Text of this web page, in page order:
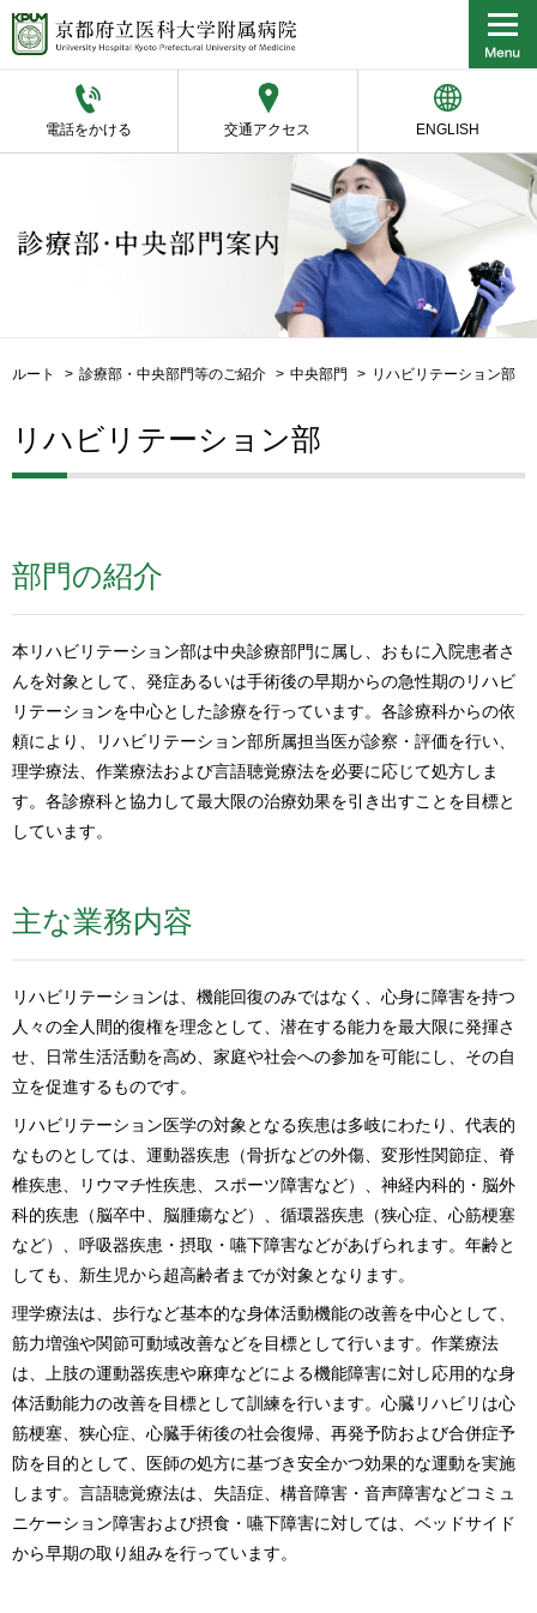
電話をかける 交通アクセス ENGLISH
ルート 診療部・中央部門等のご紹介 中央部門 リハビリテーション部
リハビリテーション部
部門の紹介
本リハビリテーション部は中央診療部門に属し、おもに入院患者さ
んを対象として、発症あるいは手術後の早期からの急性期のリハビ
リテーションを中心とした診療を行っています。各診療科からの依
頼により、リハビリテーション部所属担当医が診察・評価を行い、
理学療法、作業療法および言語聴覚療法を必要に応じて処方しま
す。各診療科と協力して最大限の治療効果を引き出すことを目標と
しています。
主な業務内容
リハビリテーションは、機能回復のみではなく、心身に障害を持つ
人々の全人間的復権を理念として、潜在する能力を最大限に発揮さ
せ、日常生活活動を高め、家庭や社会への参加を可能にし、その自
立を促進するものです。
リハビリテーション医学の対象となる疾患は多岐にわたり、代表的
なものとしては、運動器疾患（骨折などの外傷、変形性関節症、脊
椎疾患、リウマチ性疾患、スポーツ障害など）、神経内科的・脳外
科的疾患（脳卒中、脳腫瘍など）、循環器疾患（狭心症、心筋梗塞
など）、呼吸器疾患・摂取・嚥下障害などがあげられます。年齢と
しても、新生児から超高齢者までが対象となります。
理学療法は、歩行など基本的な身体活動機能の改善を中心として、
筋力増強や関節可動域改善などを目標として行います。作業療法
は、上肢の運動器疾患や麻痺などによる機能障害に対し応用的な身
体活動能力の改善を目標として訓練を行います。心臓リハビリは心
筋梗塞、狭心症、心臓手術後の社会復帰、再発予防および合併症予
防を目的として、医師の処方に基づき安全かつ効果的な運動を実施
します。言語聴覚療法は、失語症、構音障害・音声障害などコミュ
ニケーション障害および摂食・嚥下障害に対しては、ベッドサイド
から早期の取り組みを行っています。